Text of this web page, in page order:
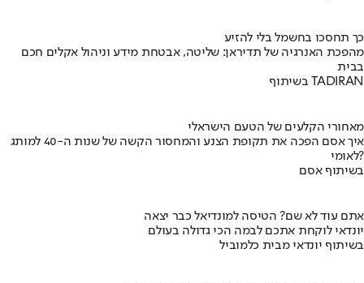
כך תחסכו בחשמל בלי להזיע
מהפכת האנרגיה של תדיראן: שליטה, אבטחת מידע וניהול אקלים חכם
בבית
בשיתוף TADIRAN
מאחורי הקלעים של הטעם הישראלי
איך אסם הפכה את תקופת הצנע והמחסור הקשה של שנות ה-40 למותג
לאומי?
בשיתוף אסם
אתם עוד לא שם? הטיסה למונדיאל כבר יצאה
יונדאי לוקחת אתכם לבמה הכי גדולה בעולם
בשיתוף יונדאי מבית כלמוביל